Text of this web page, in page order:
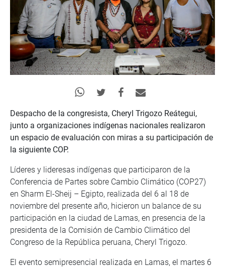
Despacho de la congresista, Cheryl Trigozo Reátegui,
junto a organizaciones indígenas nacionales realizaron
un espacio de evaluación con miras a su participación de
la siguiente COP.
Líderes y lideresas indígenas que participaron de la
Conferencia de Partes sobre Cambio Climático (COP27)
en Sharm El-Sheij – Egipto, realizada del 6 al 18 de
noviembre del presente año, hicieron un balance de su
participación en la ciudad de Lamas, en presencia de la
presidenta de la Comisión de Cambio Climático del
Congreso de la República peruana, Cheryl Trigozo.
El evento semipresencial realizada en Lamas, el martes 6